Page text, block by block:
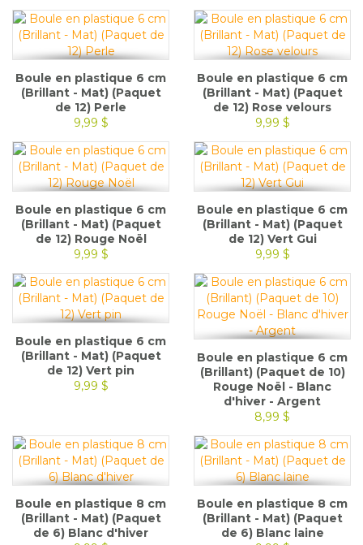
Boule en plastique 6 cm
(Brillant - Mat) (Paquet
de 12) Perle
9,99 $
Boule en plastique 6 cm
(Brillant - Mat) (Paquet
de 12) Rose velours
9,99 $
Boule en plastique 6 cm
(Brillant - Mat) (Paquet
de 12) Rouge Noël
9,99 $
Boule en plastique 6 cm
(Brillant - Mat) (Paquet
de 12) Vert Gui
9,99 $
Boule en plastique 6 cm
(Brillant - Mat) (Paquet
de 12) Vert pin
9,99 $
Boule en plastique 6 cm
(Brillant) (Paquet de 10)
Rouge Noël - Blanc
d'hiver - Argent
8,99 $
Boule en plastique 8 cm
(Brillant - Mat) (Paquet
de 6) Blanc d'hiver
Boule en plastique 8 cm
(Brillant - Mat) (Paquet
de 6) Blanc laine